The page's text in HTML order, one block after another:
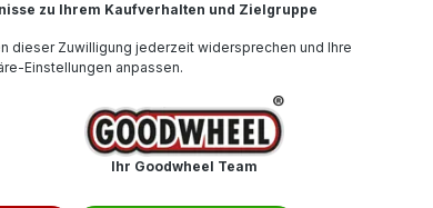
148,43
Preise inkl.
zu Ihrem Kaufverhalten und Zielgruppe
dieser Zuwilligung jederzeit widersprechen und Ihre
Einstellungen anpassen.
Ihr Goodwheel Team